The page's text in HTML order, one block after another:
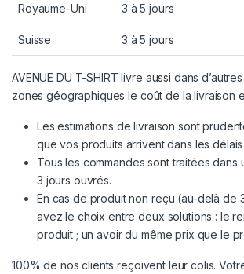
Royaume-Uni 3 à 5 jours
Suisse 3 à 5 jours
AVENUE DU T-SHIRT livre aussi dans
zones géographiques le coût de la livraison
Les estimations de livraison sont
que vos produits arrivent dans les délais
Tous les commandes sont traitées dans
3 jours ouvrés.
En cas de produit non reçu (au-delà de
avez le choix entre deux solutions : le
produit ; un avoir du même prix que le
100% de nos clients reçoivent leur colis.